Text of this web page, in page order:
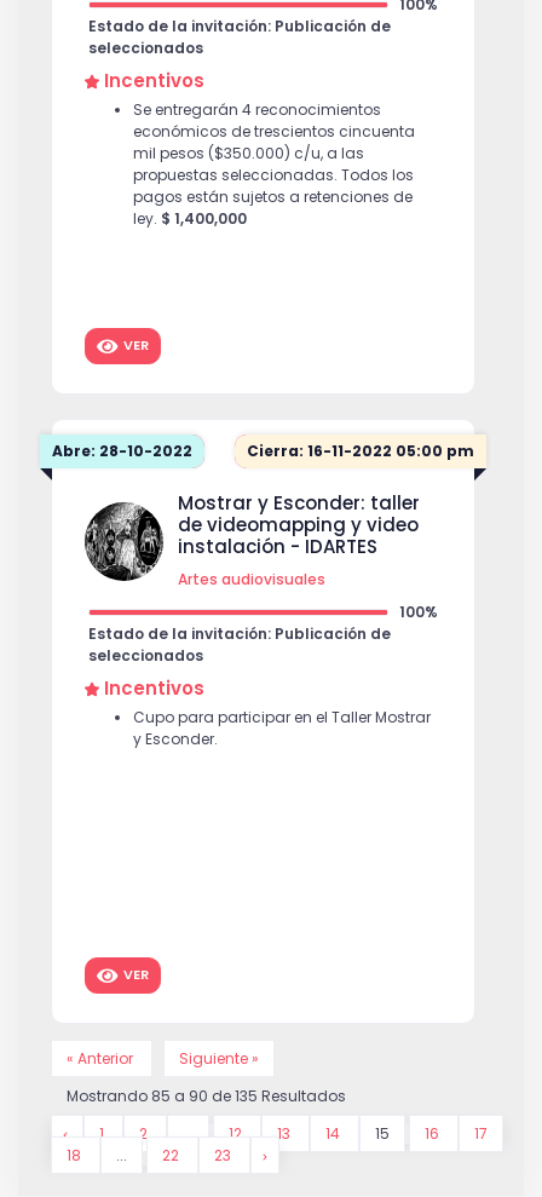
100%
Estado de la invitación: Publicación de
seleccionados
Incentivos
Se entregarán 4 reconocimientos
económicos de trescientos cincuenta
mil pesos ($350.000) c/u, a las
propuestas seleccionadas. Todos los
pagos están sujetos a retenciones de
ley. $ 1,400,000
VER
Abre: 28-10-2022 Cierra: 16-11-2022 05:00 pm
Mostrar y Esconder: taller
de videomapping y video
instalación - IDARTES
Artes audiovisuales
100%
Estado de la invitación: Publicación de
seleccionados
Incentivos
Cupo para participar en el Taller Mostrar
y Esconder.
VER
« Anterior
Siguiente »
Mostrando 85 a 90 de135 Resultados
1
2 12 13 14 15 16
17
18
... 22 23